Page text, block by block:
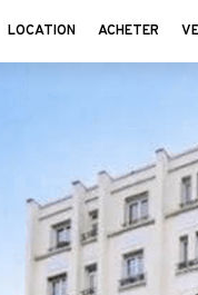
LOCATION ACHETER